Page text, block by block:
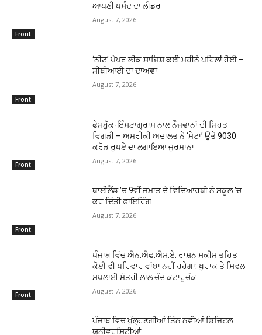
Front
ਆਪਣੀ ਪਸੰਦ ਦਾ ਲੀਡਰ
August 7, 2026
Front
‘ਨੀਟ’ ਪੇਪਰ ਲੀਕ ਸਾਜਿਸ਼ ਕਈ ਮਹੀਨੇ ਪਹਿਲਾਂ ਹੋਈ –
ਸੀਬੀਆਈ ਦਾ ਦਾਅਵਾ
August 7, 2026
Front
ਫੇਸਬੁੱਕ-ਇੰਸਟਾਗ੍ਰਾਮ ਨਾਲ ਨੌਜਵਾਨਾਂ ਦੀ ਸਿਹਤ
ਵਿਗੜੀ – ਅਮਰੀਕੀ ਅਦਾਲਤ ਨੇ ‘ਮੇਟਾ’ ਉਤੇ 9030
ਕਰੋੜ ਰੁਪਏ ਦਾ ਲਗਾਇਆ ਜੁਰਮਾਨਾ
August 7, 2026
Front
ਥਾਈਲੈਂਡ ’ਚ 9ਵੀਂ ਜਮਾਤ ਦੇ ਵਿਦਿਆਰਥੀ ਨੇ ਸਕੂਲ ’ਚ
ਕਰ ਦਿੱਤੀ ਫਾਇਰਿੰਗ
August 7, 2026
Front
ਪੰਜਾਬ ਵਿੱਚ ਐਨ.ਐਫ.ਐਸ.ਏ. ਰਾਸ਼ਨ ਸਕੀਮ ਤਹਿਤ
ਕੋਈ ਵੀ ਪਰਿਵਾਰ ਵਾਂਝਾ ਨਹੀਂ ਰਹੇਗਾ: ਖੁਰਾਕ ਤੇ ਸਿਵਲ
ਸਪਲਾਈ ਮੰਤਰੀ ਲਾਲ ਚੰਦ ਕਟਾਰੂਚੱਕ
August 7, 2026
ਪੰਜਾਬ ਵਿਚ ਖੁੱਲ੍ਹਣਗੀਆਂ ਤਿੰਨ ਨਵੀਆਂ ਡਿਜਿਟਲ
ਯੂਨੀਵਰਸਿਟੀਆਂ